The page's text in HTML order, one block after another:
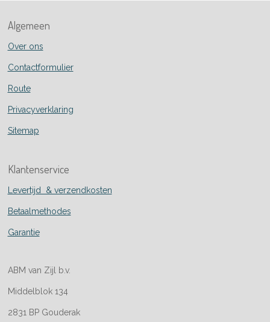
Algemeen
Over ons
Contactformulier
Route
Privacyverklaring
Sitemap
Klantenservice
Levertijd & verzendkosten
Betaalmethodes
Garantie
ABM van Zijl b.v.
Middelblok 134
2831 BP Gouderak